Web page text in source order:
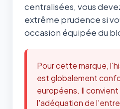
centralisées, vous
extrême prudence si
occasion équipée du
Pour cette marque,
est globalement
européens. Il
l'adéquation de